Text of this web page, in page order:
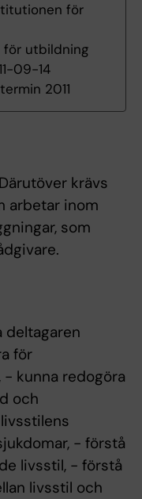
för
för utbildning
09-14
2011
krävs
arbetar inom
som
deltagaren
för
kunna redogöra
och
- förstå
livsstil, - förstå
livsstil och